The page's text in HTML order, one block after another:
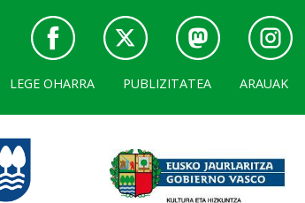
LEGE OHARRA PUBLIZITATEA ARAUAK